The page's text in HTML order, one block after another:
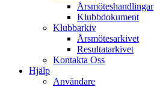
Årsmöteshandlingar
Klubbdokument
Klubbarkiv
Årsmötesarkivet
Resultatarkivet
Kontakta Oss
Hjälp
Användare